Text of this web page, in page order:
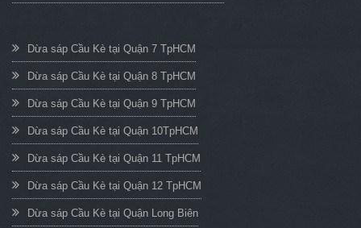
Dừa sáp Cầu Kè tại Quận 7 TpHCM
Dừa sáp Cầu Kè tại Quận 8 TpHCM
Dừa sáp Cầu Kè tại Quận 9 TpHCM
Dừa sáp Cầu Kè tại Quận 10TpHCM
Dừa sáp Cầu Kè tại Quận 11 TpHCM
Dừa sáp Cầu Kè tại Quận 12 TpHCM
Dừa sáp Cầu Kè tại Quận Long Biên